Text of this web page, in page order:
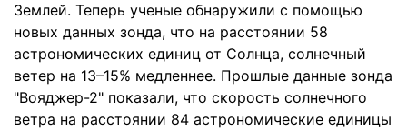
Землей. Теперь ученые обнаружили с помощью
новых данных зонда, что на расстоянии 58
астрономических единиц от Солнца, солнечный
ветер на 13–15% медленнее. Прошлые данные зонда
"Вояджер-2" показали, что скорость солнечного
ветра на расстоянии 84 астрономические единицы